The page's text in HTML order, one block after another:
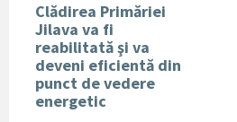
Clădirea Primăriei
Jilava va fi
reabilitată şi va
deveni eficientă din
punct de vedere
energetic